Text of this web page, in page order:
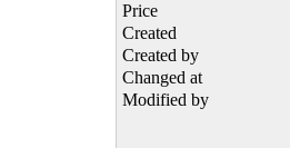
Price
Created
Created by
Changed at
Modified by